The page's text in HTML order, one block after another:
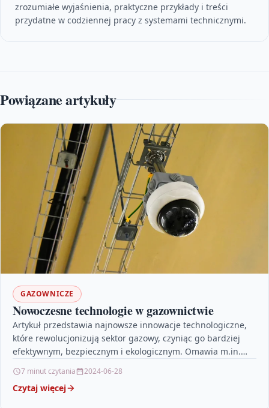
zrozumiałe wyjaśnienia, praktyczne przykłady i treści
przydatne w codziennej pracy z systemami technicznymi.
Powiązane artykuły
GAZOWNICZE
Nowoczesne technologie w gazownictwie
Artykuł przedstawia najnowsze innowacje technologiczne,
które rewolucjonizują sektor gazowy, czyniąc go bardziej
efektywnym, bezpiecznym i ekologicznym. Omawia m.in.
inteligentnego…
7 minut czytania 2024-06-28
Czytaj więcej